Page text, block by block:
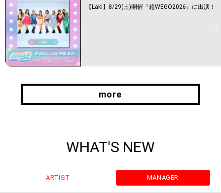
【Laki】8/29(土)開催『超WEGO2026』に出演！
more
WHAT'S NEW
ARTIST MANAGER